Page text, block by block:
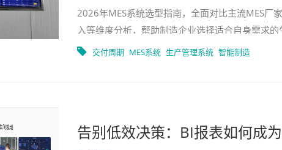
2026年MES系统选型指南，全面对比主流MES厂
入等维度分析，帮助制造企业选择适合自身需求的
交付周期 MES系统 生产管理系统 智能制造
告别低效决策：BI报表如何成